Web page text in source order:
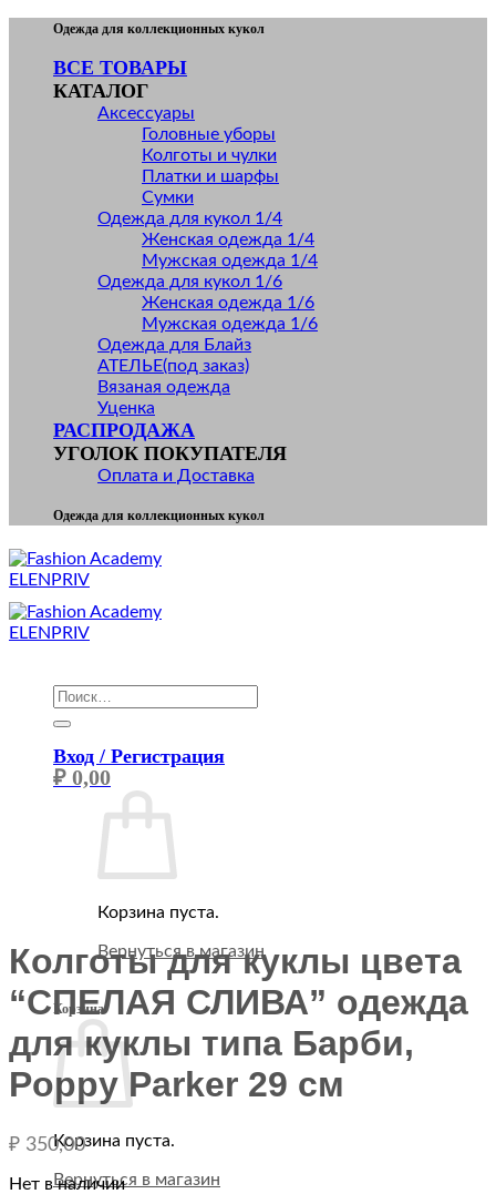
content
Одежда для коллекционных кукол
ВСЕ ТОВАРЫ
КАТАЛОГ
Аксессуары
Головные уборы
Колготы и чулки
Платки и шарфы
Сумки
Одежда для кукол 1/4
Женская одежда 1/4
Мужская одежда 1/4
Одежда для кукол 1/6
Женская одежда 1/6
Мужская одежда 1/6
Одежда для Блайз
АТЕЛЬЕ(под заказ)
Вязаная одежда
Уценка
РАСПРОДАЖА
УГОЛОК ПОКУПАТЕЛЯ
Оплата и Доставка
Одежда для коллекционных кукол
Искать:
Вход / Регистрация
₽ 0,00
Корзина пуста.
Вернуться в магазин
Корзина
Корзина пуста.
Вернуться в магазин
Колготы для куклы цвета
“СПЕЛАЯ СЛИВА” одежда
для куклы типа Барби,
Poppy Parker 29 см
₽ 350,00
Нет в наличии